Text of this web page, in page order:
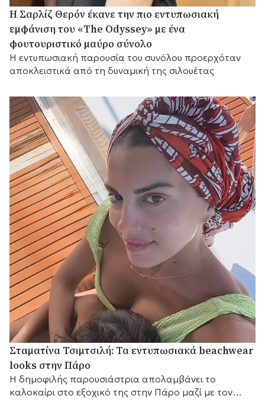
Η Σαρλίζ Θερόν έκανε την πιο εντυπωσιακή
εμφάνιση του «The Odyssey» με ένα
φουτουριστικό μαύρο σύνολο
Η εντυπωσιακή παρουσία του συνόλου προερχόταν
αποκλειστικά από τη δυναμική της σιλουέτας
Σταματίνα Τσιμτσιλή: Τα εντυπωσιακά beachwear
looks στην Πάρο
Η δημοφιλής παρουσιάστρια απολαμβάνει το
καλοκαίρι στο εξοχικό της στην Πάρο μαζί με τον